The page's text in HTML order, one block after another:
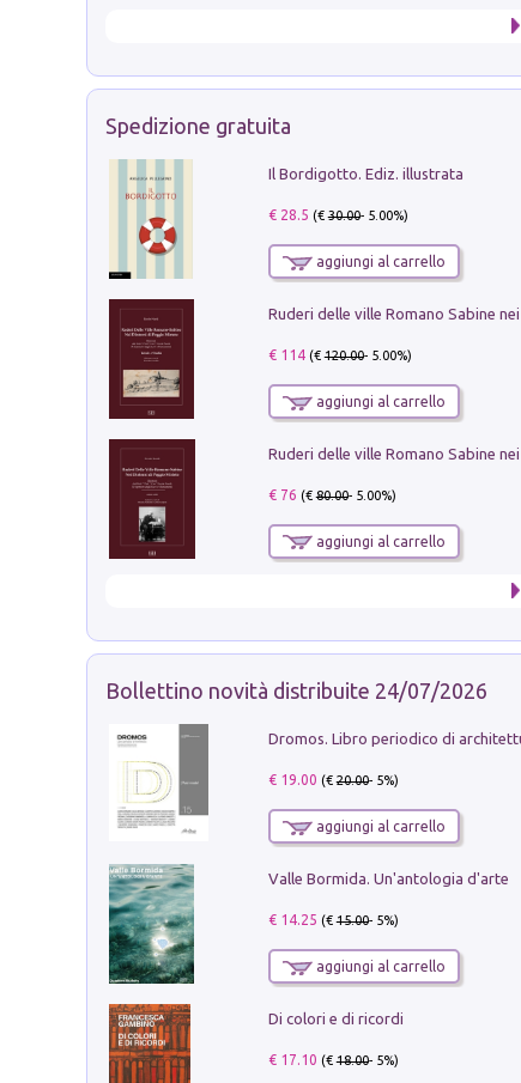
Spedizione gratuita
Il Bordigotto. Ediz. illustrata
€ 28.5 (€30.00- 5.00%)
aggiungi al carrello
€ 114(€120.00- 5.00%)
aggiungi al carrello
€ 76 (€80.00- 5.00%)
aggiungi al carrello
Bollettino novità distribuite 24/07/2026
€ 19.00 (€20.00- 5%)
aggiungi al carrello
Valle Bormida. Un'antologia d'arte
€ 14.25 (€15.00- 5%)
aggiungi al carrello
Di colori e di ricordi
€ 17.10 (€18.00- 5%)